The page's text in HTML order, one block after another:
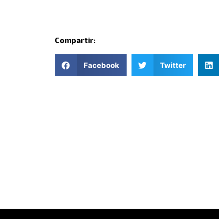
Compartir:
Facebook Twitter